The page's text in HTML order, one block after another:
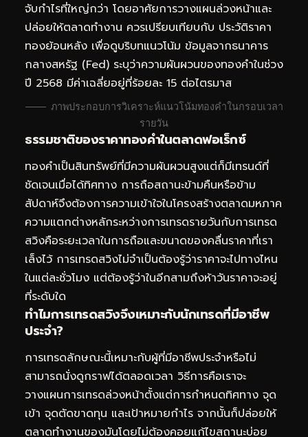
จับกำไรที่ใหญ่กว่า โดยอาศัยการวางแผนล่วงหน้าและ
ปล่อยให้ตลาดทำงาน ควรเปรียบเทียบกับ ประวัติราคา
ทองย้อนหลัง เพื่อดูบริบทแนวโน้ม ข้อมูลจากธนาคาร
กลางสหรัฐ (Fed) ระบุว่าความผันผวนของทองคำในช่วง
ปี 2568 มีค่าเฉลี่ยอยู่ที่ร้อยละ 15 ต่อไตรมาส
ภาพประกอบการวิเคราะห์แนวโน้มทองคำในกรอบเวลา
รายวัน
ธรรมชาติของราคาทองคำในตลาดฟอเร็กซ์
ทองคำเป็นสินทรัพย์ที่มีความผันผวนสูงแต่ก็มีเทรนด์ที่
ชัดเจนเมื่อได้ทิศทาง การถือสถานะข้ามคืนหรือข้าม
สัปดาห์จึงต้องการความเข้าใจในโครงสร้างตลาดมหภาค
ความแตกต่างหลักระหว่างการเทรดรายวันกับการเทรด
สวิงคือระยะเวลาในการถือและขนาดของคลื่นราคาที่เรา
เล็งไว้ การเทรดสวิงไม่จำเป็นต้องรู้ว่าราคาจะไปทางไหน
ในแต่ละชั่วโมง แต่ต้องรู้ว่าในอีกสามถึงห้าวันราคาจะอยู่
ที่ระดับใด
ทำไมการเทรดสวิงจึงเหมาะกับนักเทรดที่มีอาชีพ
ประจำ?
การเทรดลักษณะนี้เหมาะกับผู้ที่มีอาชีพประจำหรือไม่
สามารถนั่งดูกราฟได้ตลอดเวลา วิธีการคือเราจะ
วางแผนการเทรดล่วงหน้าตั้งแต่การกำหนดทิศทาง จุด
เข้า จุดตัดขาดทุน และเป้าหมายกำไร จากนั้นก็ปล่อยให้
ตลาดทำงานของมันโดยไม่ต้องคอยแก้ไขสถานะบ่อย